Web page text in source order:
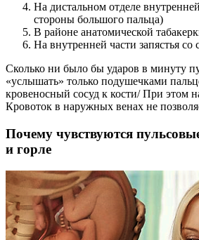
На дистальном отделе
стороны большого пальца)
В районе анатомической
На внутренней части запястья
Сколько ни было бы ударов в минуту
«услышать» только подушечками
кровеносный сосуд к кости/ При этом
Кровоток в наружных венах не
Почему чувствуются
и горле